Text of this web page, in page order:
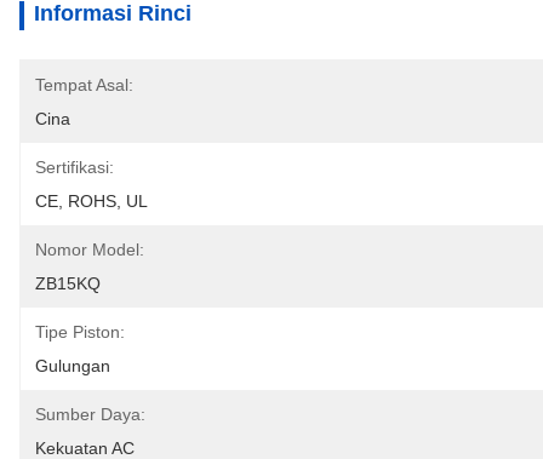
Informasi Rinci
Tempat Asal:
Cina
Sertifikasi:
CE, ROHS, UL
Nomor Model:
ZB15KQ
Tipe Piston:
Gulungan
Sumber Daya:
Kekuatan AC